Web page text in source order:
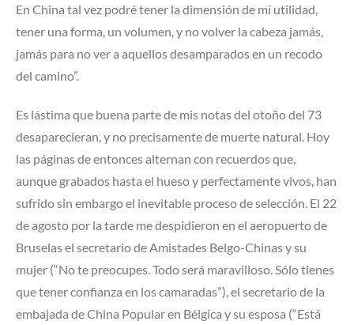
En China tal vez podré tener la dimensión de mi utilidad,
tener una forma, un volumen, y no volver la cabeza jamás,
jamás para no ver a aquellos desamparados en un recodo
del camino”.
Es lástima que buena parte de mis notas del otoño del 73
desaparecieran, y no precisamente de muerte natural. Hoy
las páginas de entonces alternan con recuerdos que,
aunque grabados hasta el hueso y perfectamente vivos, han
sufrido sin embargo el inevitable proceso de selección. El 22
de agosto por la tarde me despidieron en el aeropuerto de
Bruselas el secretario de Amistades Belgo-Chinas y su
mujer (“No te preocupes. Todo será maravilloso. Sólo tienes
que tener confianza en los camaradas”), el secretario de la
embajada de China Popular en Bélgica y su esposa (“Está